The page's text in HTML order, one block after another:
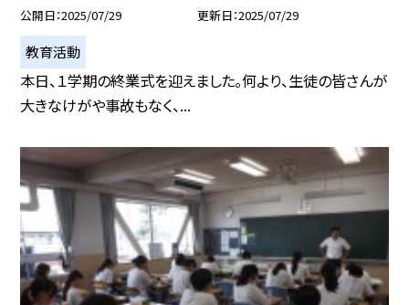
公開日 2025/07/29 更新日 2025/07/29
教育活動
本日、１学期の終業式を迎えました。何より、生徒の皆さんが
大きなけがや事故もなく、...